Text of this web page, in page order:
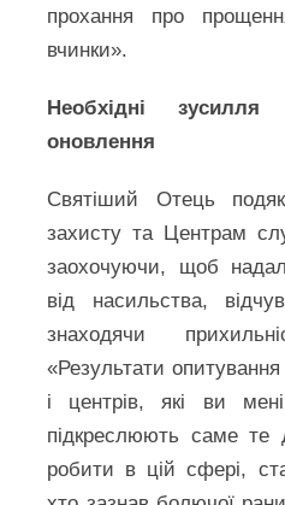
прохання про
вчинки».
Необхідні
оновлення
Святіший Отець
захисту та Центрам
заохочуючи, щоб
від насильства,
знаходячи
«Результати
і центрів, які ви
підкреслюють саме те
робити в цій сфері,